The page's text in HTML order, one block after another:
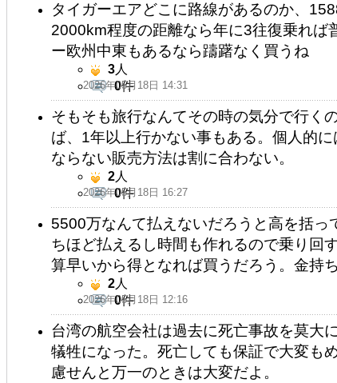
タイガーエアどこに路線があるのか、
2000km程度の距離なら年に3往復乗れ
ー欧州中東もあるなら躊躇なく買うね
2026年05月18日 14:31
3人
0件
そもそも旅行なんてその時の気分で行く
ば、1年以上行かない事もある。個人的
ならない販売方法は割に合わない。
2026年05月18日 16:27
2人
0件
5500万なんて払えないだろうと高を括
ちほど払えるし時間も作れるので乗り回
算早いから得となれば買うだろう。金持
2026年05月18日 12:16
2人
0件
台湾の航空会社は過去に死亡事故を莫大
犠牲になった。死亡しても保証で大変も
慮せんと万一のときは大変だよ。